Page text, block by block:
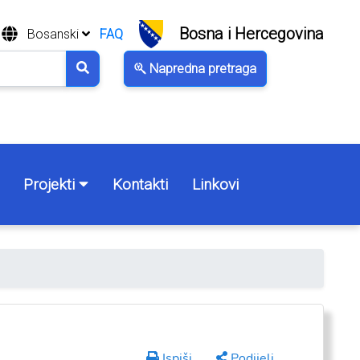
Napredna pretraga
Bosanski FAQ Bosna i Hercegovina
Projekti Kontakti Linkovi